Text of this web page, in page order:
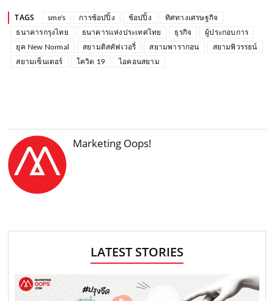
TAGS sme's การช้อปปิ้ง ช้อปปิ้ง
ทิศทางเศรษฐกิจ
ธนาคารกรุงไทย
ธนาคารแห่งประเทศไทย ธุรกิจ
ผู้ประกอบการ
ยุค New Normal
สยามดิสคัฟเวอรี่ สยามพารากอน
สยามพิวรรธน์
สยามเซ็นเตอร์
โควิด 19 ไอคอนสยาม
Marketing Oops!
LATEST STORIES